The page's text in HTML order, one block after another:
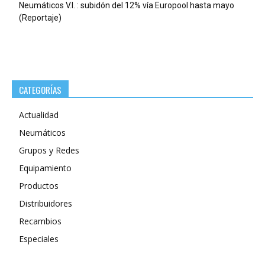
Neumáticos V.I. : subidón del 12% vía Europool hasta mayo
(Reportaje)
CATEGORÍAS
Actualidad
Neumáticos
Grupos y Redes
Equipamiento
Productos
Distribuidores
Recambios
Especiales